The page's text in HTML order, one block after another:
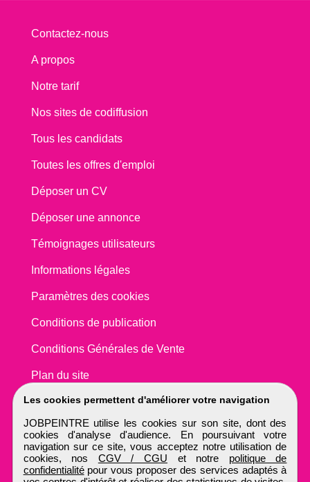
Les cookies permettent d'améliorer votre navigation
JOBPEINTRE utilise les cookies sur son site, dont des
cookies d'analyse d'audience. En poursuivant votre
navigation sur ce site, vous acceptez notre utilisation de
cookies, nos CGV / CGU et notre politique de
confidentialitépour vous proposer des services adaptés à
Contactez-nous
A propos
Notre tarif
Nos sites de codiffusion
Tous les candidats
Toutes les offres d'emploi
Déposer un CV
Déposer une annonce
Témoignages utilisateurs
Informations légales
Paramètres des cookies
Conditions de publication
Conditions Générales de Vente
Plan du site